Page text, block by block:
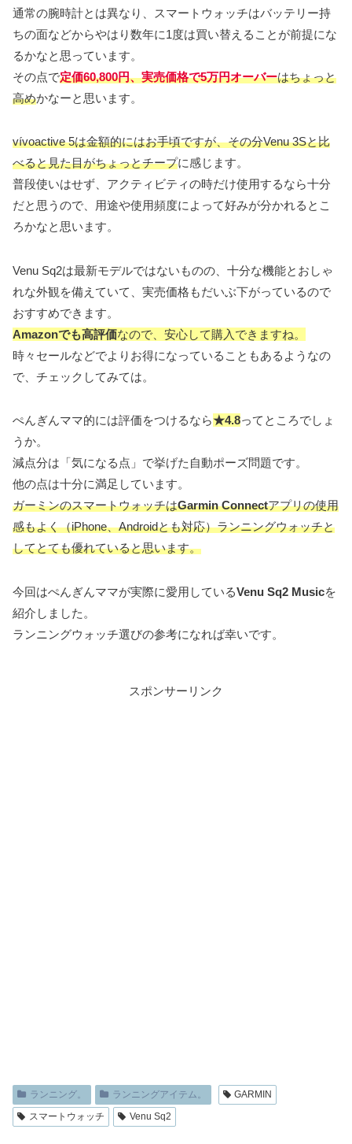
通常の腕時計とは異なり、スマートウォッチはバッテリー持
ちの面などからやはり数年に1度は買い替えることが前提にな
るかなと思っています。
その点で定価60,800円、実売価格で5万円オーバーはちょっと
高めかなーと思います。
vívoactive 5は金額的にはお手頃ですが、その分Venu 3Sと比
べると見た目がちょっとチープに感じます。
普段使いはせず、アクティビティの時だけ使用するなら十分
だと思うので、用途や使用頻度によって好みが分かれるとこ
ろかなと思います。
Venu Sq2は最新モデルではないものの、十分な機能とおしゃ
れな外観を備えていて、実売価格もだいぶ下がっているので
おすすめできます。
Amazonでも高評価なので、安心して購入できますね。
時々セールなどでよりお得になっていることもあるようなの
で、チェックしてみては。
ぺんぎんママ的には評価をつけるなら★4.8ってところでしょ
うか。
減点分は「気になる点」で挙げた自動ポーズ問題です。
他の点は十分に満足しています。
ガーミンのスマートウォッチはGarmin Connectアプリの使用
感もよく（iPhone、Androidとも対応）ランニングウォッチと
してとても優れていると思います。
今回はぺんぎんママが実際に愛用しているVenu Sq2 Musicを
紹介しました。
ランニングウォッチ選びの参考になれば幸いです。
スポンサーリンク
ランニング。 ランニングアイテム。
GARMIN
スマートウォッチ
Venu Sq2